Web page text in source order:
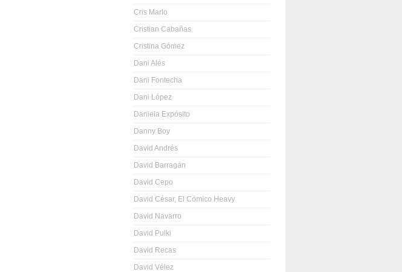
Cris Marlo
Cristian Cabañas
Cristina Gómez
Dani Alés
Dani Fontecha
Dani López
Daniela Expósito
Danny Boy
David Andrés
David Barragán
David Cepo
David César, El Cómico Heavy
David Navarro
David Pulki
David Recas
David Vélez